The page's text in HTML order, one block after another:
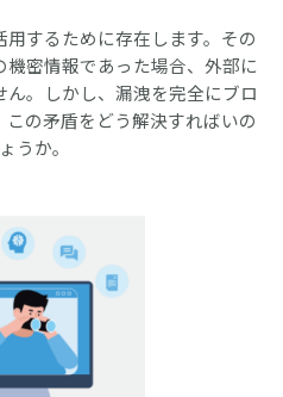
するために存在します。その
密情報であった場合、外部に
。しかし、漏洩を完全にブロ
の矛盾をどう解決すればいの
うか。